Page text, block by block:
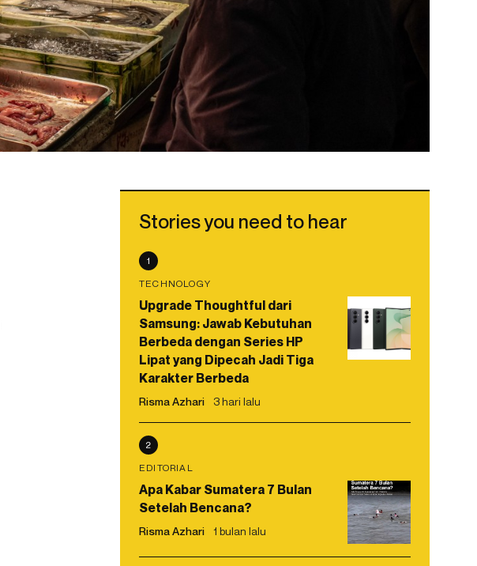
Stories you need to hear
1
TECHNOLOGY
Upgrade Thoughtful dari
Samsung: Jawab Kebutuhan
Berbeda dengan Series HP
Lipat yang Dipecah Jadi Tiga
Karakter Berbeda
Risma Azhari 3 hari lalu
2
EDITORIAL
Apa Kabar Sumatera 7 Bulan
Setelah Bencana?
Risma Azhari 1 bulan lalu